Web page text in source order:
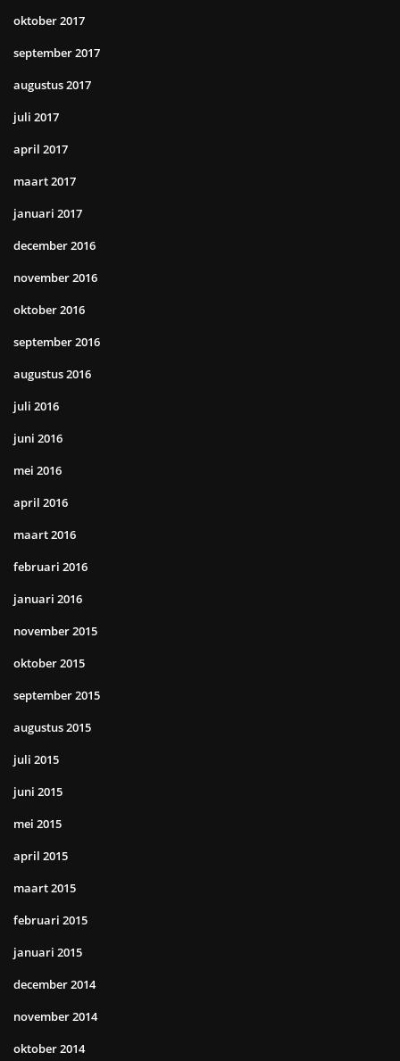
oktober 2017
september 2017
augustus 2017
juli 2017
april 2017
maart 2017
januari 2017
december 2016
november 2016
oktober 2016
september 2016
augustus 2016
juli 2016
juni 2016
mei 2016
april 2016
maart 2016
februari 2016
januari 2016
november 2015
oktober 2015
september 2015
augustus 2015
juli 2015
juni 2015
mei 2015
april 2015
maart 2015
februari 2015
januari 2015
december 2014
november 2014
oktober 2014